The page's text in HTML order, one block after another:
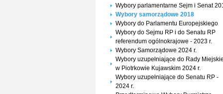
Wybory parlamentarne Sejm i Senat
Wybory samorządowe 2018
Wybory do Parlamentu Europejskiego
Wybory do Sejmu RP i do Senatu RP
referendum ogólnokrajowe - 2023 r.
Wybory Samorządowe 2024 r.
Wybory uzupełniające do Rady
w Piotrkowie Kujawskim 2024 r.
Wybory uzupełniające do Senatu RP -
2024 r.